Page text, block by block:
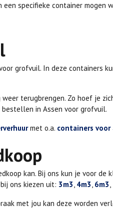
specifieke container mogen
grofvuil. In deze containers
terugbrengen. Zo hoef je
in Assen voor grofvuil.
met o.a. containers
kan. Bij ons kun je voor de
ons kiezen uit: 3m3, 4m3, 6m3,
met jou kan deze worden